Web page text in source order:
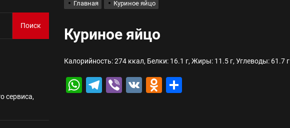
материалов для ногтевого сервиса, наращивания ресниц и депиляции
сервис и доставка в магазине цифровой техники, работающем с 2010 года
Главная Куриное яйцо
Куриное яйцо
Калорийность: 274 ккал, Белки: 16.1 г, Жиры: 11.5 г, Углеводы: 61.7 г
WhatsApp
Telegram
Viber
VK Odnoklassniki
Поиск
сервиса,